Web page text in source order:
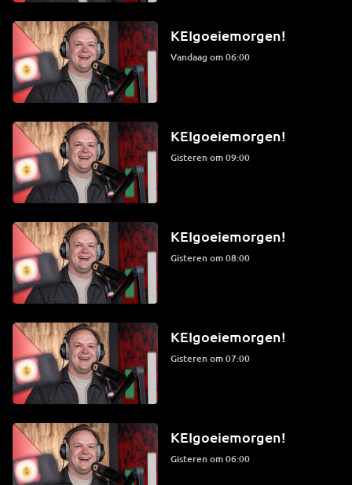
KEIgoeiemorgen!
Vandaag om 06:00
KEIgoeiemorgen!
Gisteren om 09:00
KEIgoeiemorgen!
Gisteren om 08:00
KEIgoeiemorgen!
Gisteren om 07:00
KEIgoeiemorgen!
Gisteren om 06:00